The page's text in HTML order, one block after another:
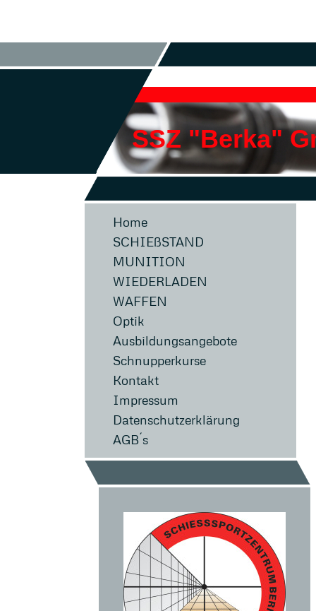
SSZ "Berka"
Home
SCHIEßSTAND
MUNITION
WIEDERLADEN
WAFFEN
Optik
Ausbildungsangebote
Schnupperkurse
Kontakt
Impressum
Datenschutzerklärung
AGB´s